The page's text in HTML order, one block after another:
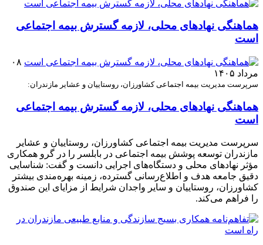
هماهنگی نهادهای محلی، لازمه گسترش بیمه اجتماعی
است
۰۸
مرداد ۱۴۰۵
سرپرست مدیریت بیمه اجتماعی کشاورزان، روستاییان و عشایر مازندران:
هماهنگی نهادهای محلی، لازمه گسترش بیمه اجتماعی
است
سرپرست مدیریت بیمه اجتماعی کشاورزان، روستاییان و عشایر
مازندران توسعه پوشش بیمه اجتماعی در بابلسر را در گرو همکاری
مؤثر نهادهای محلی و دستگاه‌های اجرایی دانست و گفت: شناسایی
دقیق جامعه هدف و اطلاع‌رسانی گسترده، زمینه بهره‌مندی بیشتر
کشاورزان، روستاییان و سایر واجدان شرایط از مزایای این صندوق
را فراهم می‌کند.